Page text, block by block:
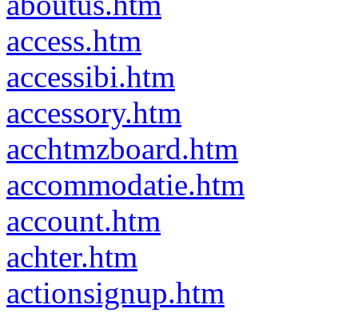
access.htm
accessibi.htm
accessory.htm
acchtmzboard.htm
accommodatie.htm
account.htm
achter.htm
actionsignup.htm